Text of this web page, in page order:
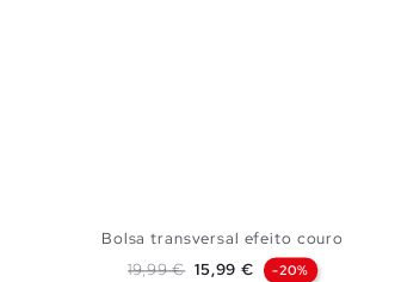
Bolsa transversal efeito couro
Preço normal
19,99 € Preço
15,99 € -20%